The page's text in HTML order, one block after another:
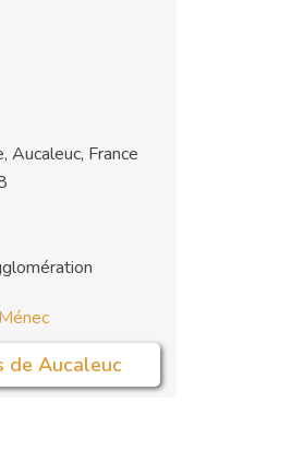
Aucaleuc, France
de Aucaleuc